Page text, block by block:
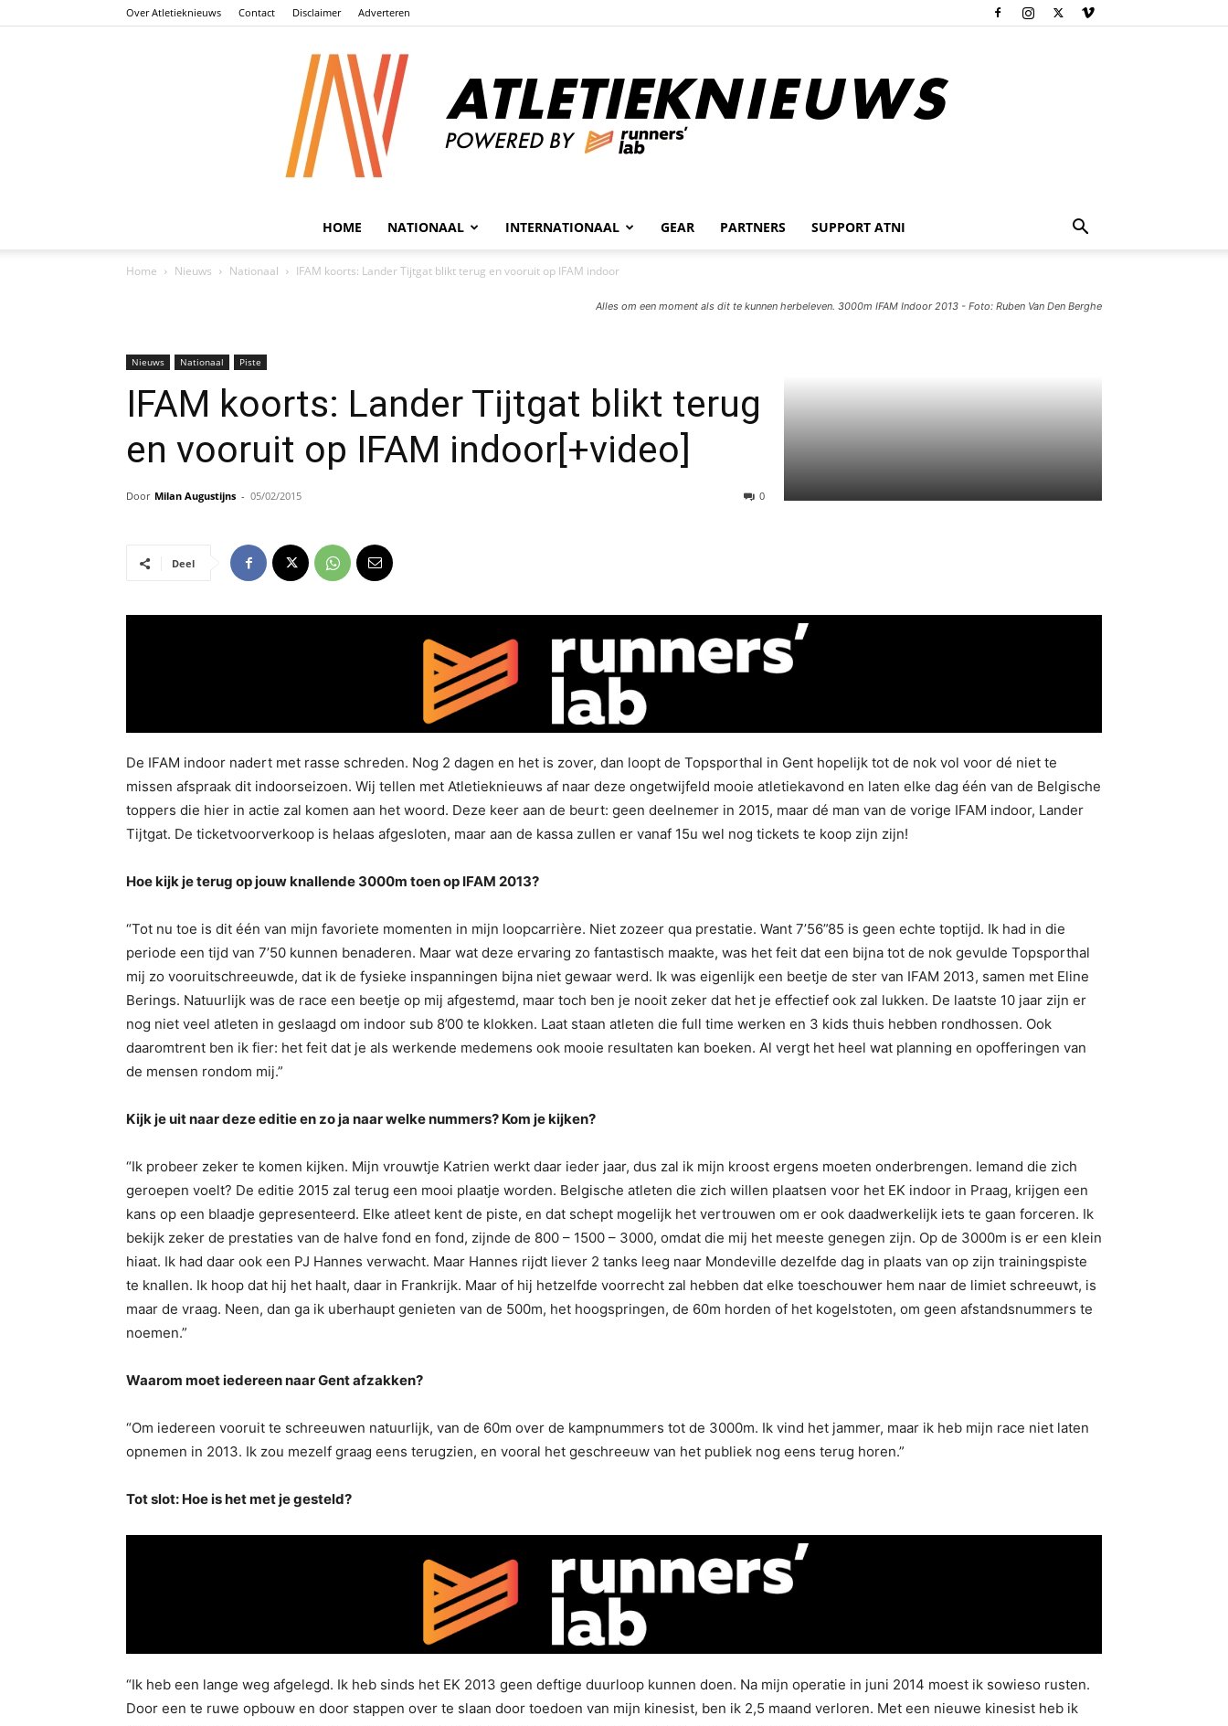
Over Atletieknieuws Contact Disclaimer Adverteren
HOME NATIONAAL INTERNATIONAAL GEAR PARTNERS SUPPORT ATNI
Home Nieuws Nationaal IFAM koorts: Lander Tijtgat blikt terug en vooruit op IFAM indoor
Alles om een moment als dit te kunnen herbeleven. 3000m IFAM Indoor 2013 - Foto: Ruben Van Den Berghe
Nieuws Nationaal Piste
IFAM koorts: Lander Tijtgat blikt terug
en vooruit op IFAM indoor[+video]
Door Milan Augustijns - 05/02/2015 0
Deel
De IFAM indoor nadert met rasse schreden. Nog 2 dagen en het is zover, dan loopt de Topsporthal in Gent hopelijk tot de nok vol voor dé niet te
missen afspraak dit indoorseizoen. Wij tellen met Atletieknieuws af naar deze ongetwijfeld mooie atletiekavond en laten elke dag één van de Belgische
toppers die hier in actie zal komen aan het woord. Deze keer aan de beurt: geen deelnemer in 2015, maar dé man van de vorige IFAM indoor, Lander
Tijtgat. De ticketvoorverkoop is helaas afgesloten, maar aan de kassa zullen er vanaf 15u wel nog tickets te koop zijn zijn!
Hoe kijk je terug op jouw knallende 3000m toen op IFAM 2013?
“Tot nu toe is dit één van mijn favoriete momenten in mijn loopcarrière. Niet zozeer qua prestatie. Want 7’56”85 is geen echte toptijd. Ik had in die
periode een tijd van 7’50 kunnen benaderen. Maar wat deze ervaring zo fantastisch maakte, was het feit dat een bijna tot de nok gevulde Topsporthal
mij zo vooruitschreeuwde, dat ik de fysieke inspanningen bijna niet gewaar werd. Ik was eigenlijk een beetje de ster van IFAM 2013, samen met Eline
Berings. Natuurlijk was de race een beetje op mij afgestemd, maar toch ben je nooit zeker dat het je effectief ook zal lukken. De laatste 10 jaar zijn er
nog niet veel atleten in geslaagd om indoor sub 8’00 te klokken. Laat staan atleten die full time werken en 3 kids thuis hebben rondhossen. Ook
daaromtrent ben ik fier: het feit dat je als werkende medemens ook mooie resultaten kan boeken. Al vergt het heel wat planning en opofferingen van
de mensen rondom mij.”
Kijk je uit naar deze editie en zo ja naar welke nummers? Kom je kijken?
“Ik probeer zeker te komen kijken. Mijn vrouwtje Katrien werkt daar ieder jaar, dus zal ik mijn kroost ergens moeten onderbrengen. Iemand die zich
geroepen voelt? De editie 2015 zal terug een mooi plaatje worden. Belgische atleten die zich willen plaatsen voor het EK indoor in Praag, krijgen een
kans op een blaadje gepresenteerd. Elke atleet kent de piste, en dat schept mogelijk het vertrouwen om er ook daadwerkelijk iets te gaan forceren. Ik
bekijk zeker de prestaties van de halve fond en fond, zijnde de 800 – 1500 – 3000, omdat die mij het meeste genegen zijn. Op de 3000m is er een klein
hiaat. Ik had daar ook een PJ Hannes verwacht. Maar Hannes rijdt liever 2 tanks leeg naar Mondeville dezelfde dag in plaats van op zijn trainingspiste
te knallen. Ik hoop dat hij het haalt, daar in Frankrijk. Maar of hij hetzelfde voorrecht zal hebben dat elke toeschouwer hem naar de limiet schreeuwt, is
maar de vraag. Neen, dan ga ik uberhaupt genieten van de 500m, het hoogspringen, de 60m horden of het kogelstoten, om geen afstandsnummers te
noemen.”
Waarom moet iedereen naar Gent afzakken?
“Om iedereen vooruit te schreeuwen natuurlijk, van de 60m over de kampnummers tot de 3000m. Ik vind het jammer, maar ik heb mijn race niet laten
opnemen in 2013. Ik zou mezelf graag eens terugzien, en vooral het geschreeuw van het publiek nog eens terug horen.”
Tot slot: Hoe is het met je gesteld?
“Ik heb een lange weg afgelegd. Ik heb sinds het EK 2013 geen deftige duurloop kunnen doen. Na mijn operatie in juni 2014 moest ik sowieso rusten.
Door een te ruwe opbouw en door stappen over te slaan door toedoen van mijn kinesist, ben ik 2,5 maand verloren. Met een nieuwe kinesist heb ik